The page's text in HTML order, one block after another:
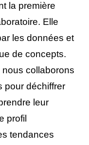
la première
Elle
les données et
de concepts.
collaborons
pour déchiffrer
leur
profil
tendances